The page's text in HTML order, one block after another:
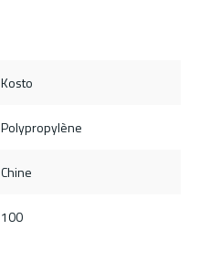
Kosto
Polypropylène
Chine
100